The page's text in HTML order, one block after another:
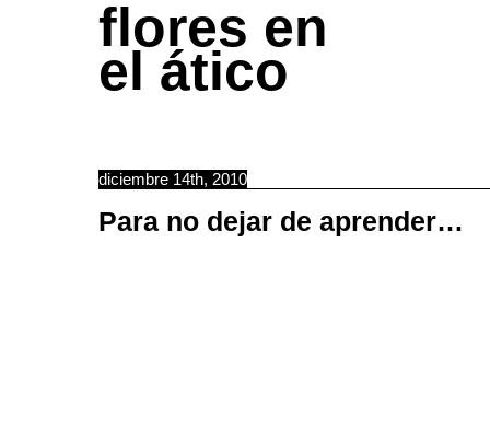
flores en
el ático
diciembre 14th, 2010
Para no dejar de aprender…